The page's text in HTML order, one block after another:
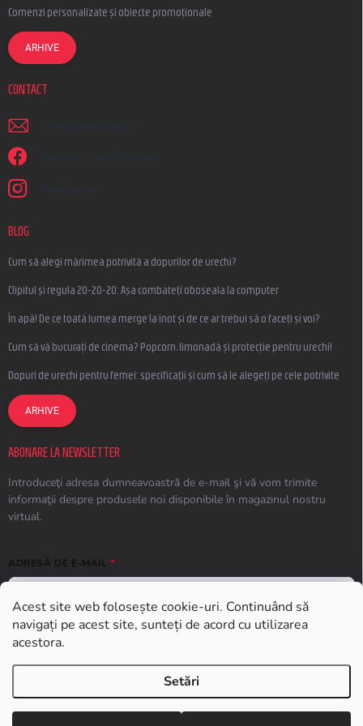
Acest site web folosește cookie-uri. Continuând să
navigați pe acest site, sunteți de acord cu utilizarea
acestora.
Setări
Comenzi personalizate și obiecte promoționale
ARHIVE
CONTACT
scrieti @ earplugs.ro
Suntem și pe Facebook!
earplugs.ro
BLOG
Cum să alegi mărimea potrivită a dopurilor de urechi?
Clipitul și regula 20-20-20: Așa combateți oboseala la computer
În apă! De ce toată lumea merge la înot și de ce ar trebui să o faceți și voi?
Cum să vă bucurați de cinema? Popcorn, limonadă și protecție pentru urechi!
Dopuri de urechi pentru femei: specificații și cum să le alegeți pe cele potrivite
ARHIVE
ABONARE LA NEWSLETTER
Introduceţi adresa dumneavoastră de e-mail şi vă vom trimite
informaţii despre produsele noi disponibile în magazinul nostru
virtual.
ADRESĂ DE E-MAIL
ABONARE